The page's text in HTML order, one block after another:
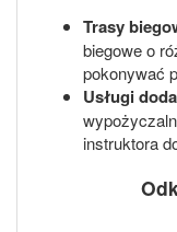
Trasy
biegowe o
pokonywać
Usługi
instruktora